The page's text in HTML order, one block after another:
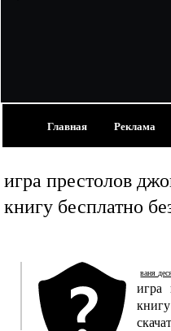
Главная Реклама
игра престолов
книгу бесплатно
ваня
игра